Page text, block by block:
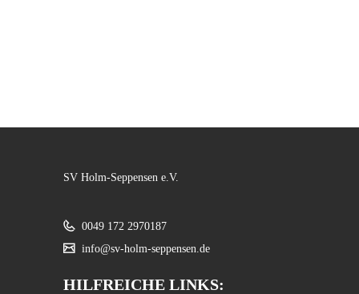
SV Holm-Seppensen e.V.
0049 172 2970187
info@sv-holm-seppensen.de
HILFREICHE LINKS: